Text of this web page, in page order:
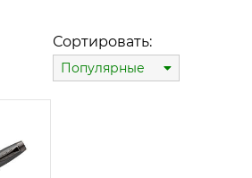
Сортировать:
Популярные